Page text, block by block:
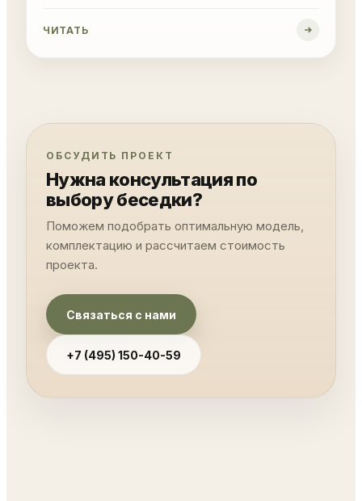
ЧИТАТЬ
ОБСУДИТЬ ПРОЕКТ
Нужна консультация по
выбору беседки?
Поможем подобрать оптимальную модель,
комплектацию и рассчитаем стоимость
проекта.
Связаться с нами
+7 (495) 150-40-59